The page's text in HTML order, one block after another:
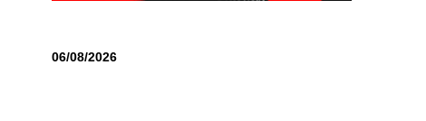
06/08/2026